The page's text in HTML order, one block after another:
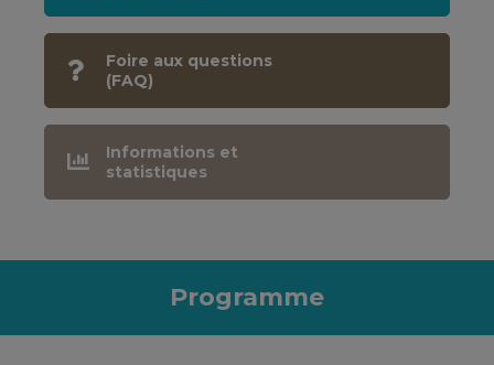
Foire aux questions
(FAQ)
Informations et
statistiques
Programme